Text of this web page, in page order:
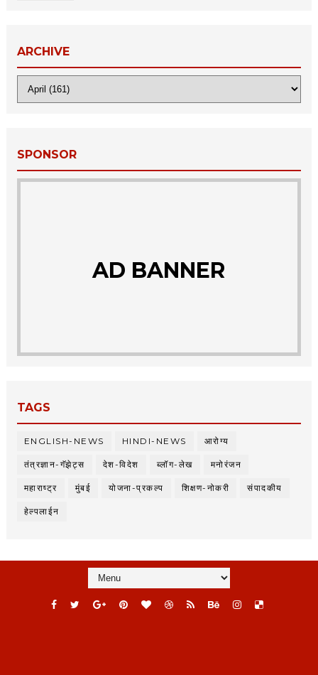
ARCHIVE
SPONSOR
AD BANNER
TAGS
ENGLISH-NEWS HINDI-NEWS आरोग्य
तंत्रज्ञान-गॅझेट्स देश-विदेश ब्लॉग-लेख मनोरंजन
महाराष्ट्र मुंबई योजना-प्रकल्प शिक्षण-नोकरी संपादकीय
हेल्पलाईन